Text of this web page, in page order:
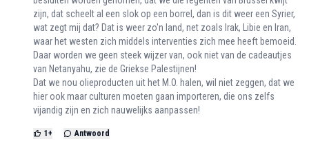
zijn, dat scheelt al een slok op een borrel, dan is dit weer een Syrier,
wat zegt mij dat? Dat is weer zo'n land, net zoals Irak, Libie en Iran,
waar het westen zich middels interventies zich mee heeft bemoeid.
Daar worden we geen steek wijzer van, ook niet van de cadeautjes
van Netanyahu, zie de Griekse Palestijnen!
Dat we nou olieproducten uit het M.O. halen, wil niet zeggen, dat we
hier ook maar culturen moeten gaan importeren, die ons zelfs
vijandig zijn en zich nauwelijks aanpassen!
1 + Antwoord